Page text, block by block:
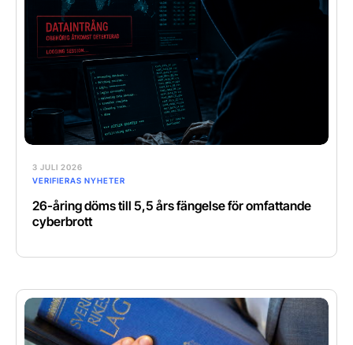
3 JULI 2026
VERIFIERAS NYHETER
26-åring döms till 5,5 års fängelse för omfattande
cyberbrott